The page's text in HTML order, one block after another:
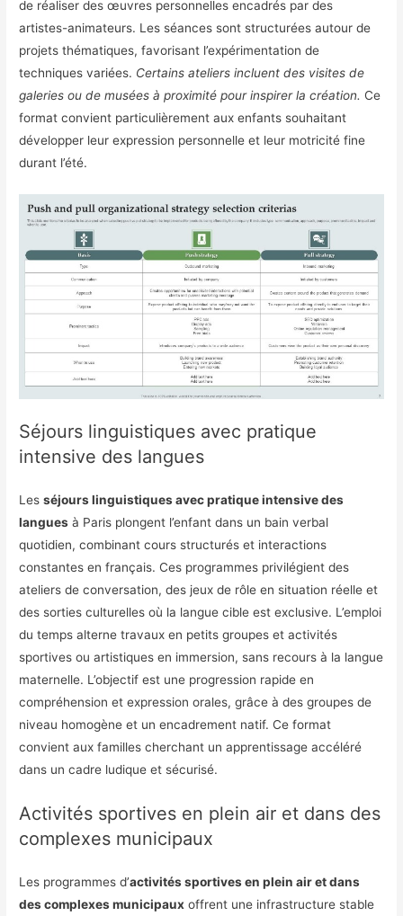
de réaliser des œuvres personnelles encadrés par des
artistes-animateurs. Les séances sont structurées autour de
projets thématiques, favorisant l’expérimentation de
techniques variées. Certains ateliers incluent des visites de
galeries ou de musées à proximité pour inspirer la création. Ce
format convient particulièrement aux enfants souhaitant
développer leur expression personnelle et leur motricité fine
durant l’été.
Séjours linguistiques avec pratique
intensive des langues
Lesséjours linguistiques avec pratique intensive des
langues à Paris plongent l’enfant dans un bain verbal
quotidien, combinant cours structurés et interactions
constantes en français. Ces programmes privilégient des
ateliers de conversation, des jeux de rôle en situation réelle et
des sorties culturelles où la langue cible est exclusive. L’emploi
du temps alterne travaux en petits groupes et activités
sportives ou artistiques en immersion, sans recours à la langue
maternelle. L’objectif est une progression rapide en
compréhension et expression orales, grâce à des groupes de
niveau homogène et un encadrement natif. Ce format
convient aux familles cherchant un apprentissage accéléré
dans un cadre ludique et sécurisé.
Activités sportives en plein air et dans des
complexes municipaux
Les programmes d’activités sportives en plein air et dans
des complexes municipaux offrent une infrastructure stable